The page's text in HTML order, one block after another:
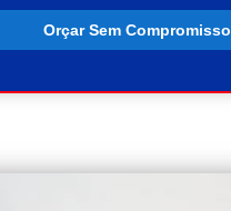
Orçar Sem Compromisso